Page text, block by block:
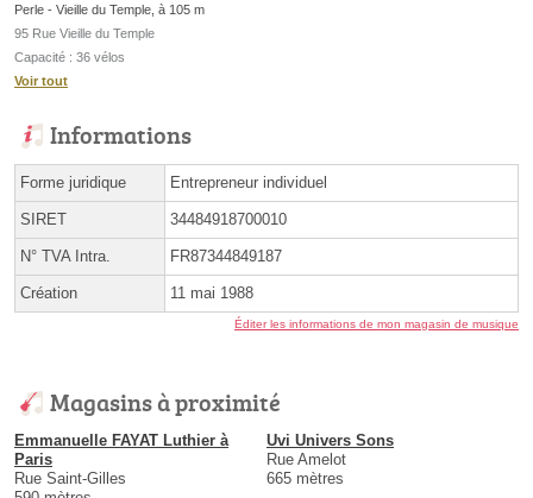
Perle - Vieille du Temple, à 105 m
95 Rue Vieille du Temple
Capacité : 36 vélos
Voir tout
Informations
Forme juridique Entrepreneur individuel
SIRET 34484918700010
N° TVA Intra. FR87344849187
Création 11 mai 1988
Éditer les informations de mon magasin de musique
Magasins à proximité
Emmanuelle FAYAT Luthier à
Paris
Rue Saint-Gilles
Uvi Univers Sons
Rue Amelot
665 mètres